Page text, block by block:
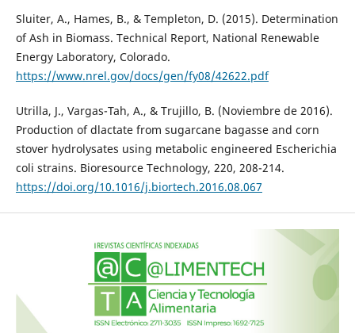
Sluiter, A., Hames, B., & Templeton, D. (2015). Determination
of Ash in Biomass. Technical Report, National Renewable
Energy Laboratory, Colorado.
https://www.nrel.gov/docs/gen/fy08/42622.pdf
Utrilla, J., Vargas-Tah, A., & Trujillo, B. (Noviembre de 2016).
Production of dlactate from sugarcane bagasse and corn
stover hydrolysates using metabolic engineered Escherichia
coli strains. Bioresource Technology, 220, 208-214.
https://doi.org/10.1016/j.biortech.2016.08.067